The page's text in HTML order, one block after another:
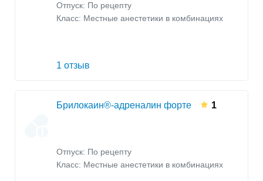
Отпуск: По рецепту
Класс: Местные анестетики в комбинациях
1 отзыв
Брилокаин®-адреналин форте 1
Отпуск: По рецепту
Класс: Местные анестетики в комбинациях